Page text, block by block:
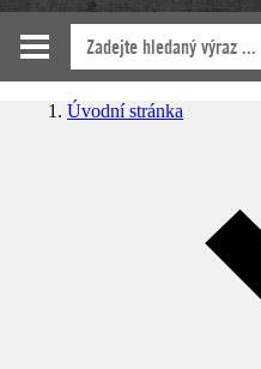
Úvodní stránka